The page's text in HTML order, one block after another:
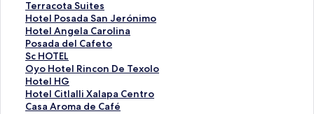
n
c
a
d
e
l
a
N
i
C
i
d
的
連
結
l
a
z
a
C
o
a
t
e
r
e
z
C
o
a
t
e
p
i
a
的
連
結
A
r
c
a
n
g
e
l
的
o
y
o
p
o
l
a
n
的
l
a
s
F
l
o
r
e
s
u
t
i
q
u
e
P
e
d
n
n
H
o
t
e
l
E
x
S
a
n
t
a
R
o
s
a
l
I
m
p
e
r
i
a
l
X
a
l
a
p
a
L
a
s
l
l
a
V
i
c
t
o
r
o
t
e
l
H
a
c
i
e
Terracota Suites
T
e
r
r
a
c
o
t
a
Hotel Posada San Jerónimo
H
o
t
e
l
P
o
s
Hotel Angela Carolina
H
o
t
e
l
A
n
Posada del Cafeto
P
o
s
a
d
a
Sc HOTEL
S
c
H
O
T
Oyo Hotel Rincon De Texolo
O
y
o
H
Hotel HG
H
o
t
Hotel Citlalli Xalapa Centro
H
o
Casa Aroma de Café
C